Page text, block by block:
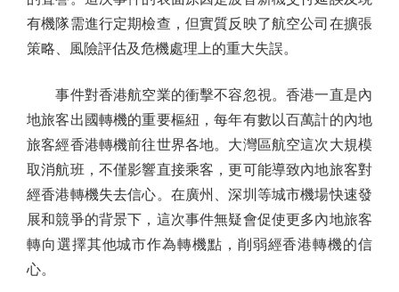
有機隊需進行定期檢查，但實質反映了航空公司在擴張
策略、風險評估及危機處理上的重大失誤。
事件對香港航空業的衝擊不容忽視。香港一直是內
地旅客出國轉機的重要樞紐，每年有數以百萬計的內地
旅客經香港轉機前往世界各地。大灣區航空這次大規模
取消航班，不僅影響直接乘客，更可能導致內地旅客對
經香港轉機失去信心。在廣州、深圳等城市機場快速發
展和競爭的背景下，這次事件無疑會促使更多內地旅客
轉向選擇其他城市作為轉機點，削弱經香港轉機的信
心。